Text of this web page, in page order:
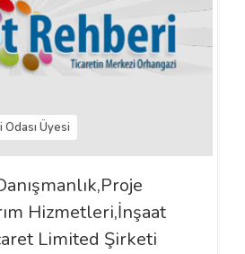
Üyesi
Hizmetleri,İnşaat
Limited Şirketi